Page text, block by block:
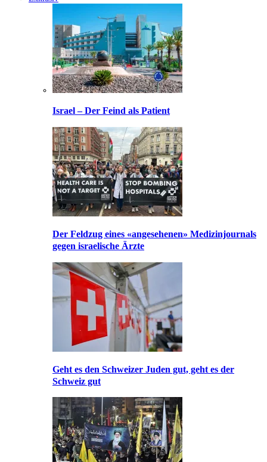
Israel – Der Feind als Patient
Der Feldzug eines «angesehenen» Medizinjournals
gegen israelische Ärzte
Geht es den Schweizer Juden gut, geht es der
Schweiz gut